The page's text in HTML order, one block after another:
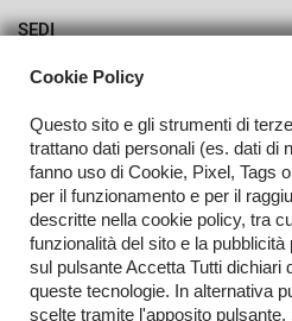
SEDI
Azienda
Contatti
Cookie Policy
Questo sito e gli strumenti di
trattano dati personali (es. dati di
fanno uso di Cookie, Pixel, Tags
per il funzionamento e per il
descritte nella cookie policy, tra
funzionalità del sito e la
sul pulsante Accetta Tutti dichiari
queste tecnologie. In alternativa
scelte tramite l'apposito pulsante.